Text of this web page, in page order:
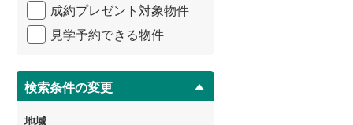
イ
ペ
ジ
に
保
存
成約プレゼント対象物件
見学予約できる物件
検索条件の変更
地域